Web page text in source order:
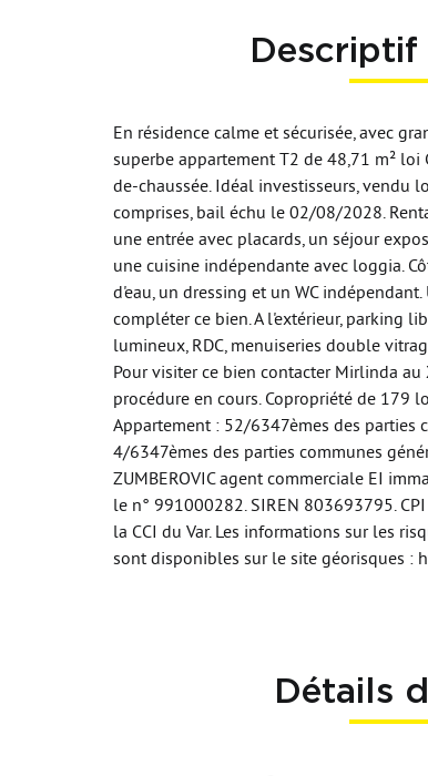
Descriptif
En résidence calme et sécurisée, avec
superbe appartement T2 de 48,71 m² loi
de-chaussée. Idéal investisseurs, vendu
comprises, bail échu le 02/08/2028.
une entrée avec placards, un séjour
une cuisine indépendante avec loggia.
d'eau, un dressing et un WC
compléter ce bien. A l'extérieur, parking
lumineux, RDC, menuiseries double
Pour visiter ce bien contacter Mirlinda
procédure en cours. Copropriété de 179
Appartement : 52/6347èmes des parties
4/6347èmes des parties communes
ZUMBEROVIC agent commerciale EI
le n° 991000282. SIREN 803693795.
la CCI du Var. Les informations sur les
sont disponibles sur le site géorisques :
Détails